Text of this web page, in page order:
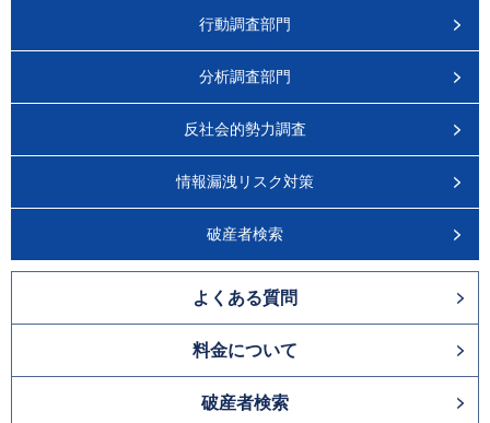
行動調査部門
分析調査部門
反社会的勢力調査
情報漏洩リスク対策
破産者検索
よくある質問
料金について
破産者検索